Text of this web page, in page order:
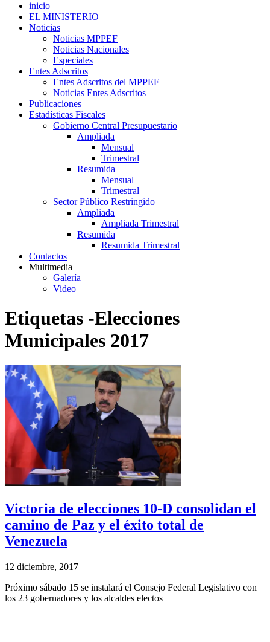
inicio
EL MINISTERIO
Noticias
Noticias MPPEF
Noticias Nacionales
Especiales
Entes Adscritos
Entes Adscritos del MPPEF
Noticias Entes Adscritos
Publicaciones
Estadísticas Fiscales
Gobierno Central Presupuestario
Ampliada
Mensual
Trimestral
Resumida
Mensual
Trimestral
Sector Público Restringido
Ampliada
Ampliada Trimestral
Resumida
Resumida Trimestral
Contactos
Multimedia
Galería
Video
Etiquetas -Elecciones
Municipales 2017
Victoria de elecciones 10-D consolidan el
camino de Paz y el éxito total de
Venezuela
12 diciembre, 2017
Próximo sábado 15 se instalará el Consejo Federal Legislativo con
los 23 gobernadores y los alcaldes electos